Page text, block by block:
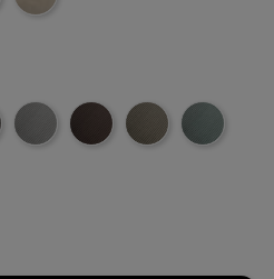
Hellgrau-Dunkelbraun-
Khaki-
Mintgreen-